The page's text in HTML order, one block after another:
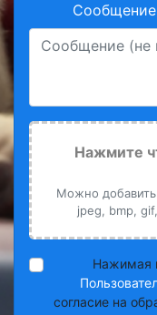
Нажмите
Можно
jpeg, bmp,
Нажимая
согласие на